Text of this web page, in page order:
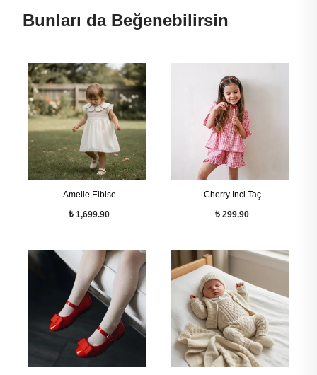
Bunları da Beğenebilirsin
Amelie Elbise
₺ 1,699.90
Cherry İnci Taç
₺ 299.90